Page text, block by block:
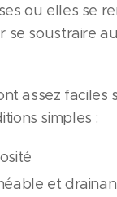
ou elles se
se soustraire
assez faciles
simples :
et